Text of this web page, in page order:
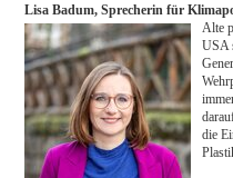
Lisa Badum, Sprecherin für
Alte
USA
die